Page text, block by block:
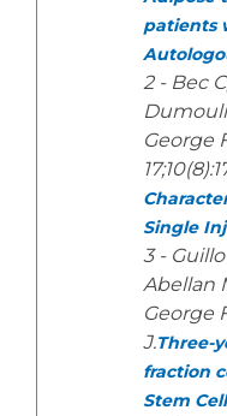
patients
2 - Bec
George
Single
3 -
Abellan
George
J.Three-
fraction
Stem Cell